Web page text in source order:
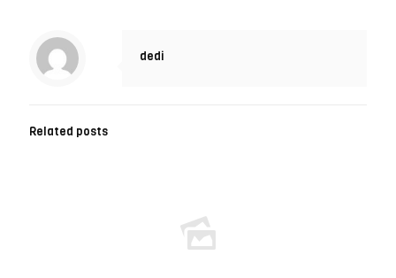
dedi
Related posts